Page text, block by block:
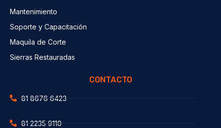
Mantenimiento
Soporte y Capacitación
Maquila de Corte
Sierras Restauradas
CONTACTO
81 8676 6423
81 2235 9110